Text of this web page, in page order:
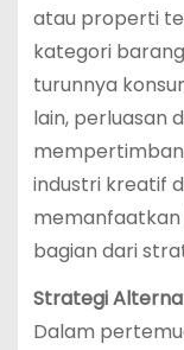
atau properti
kategori
turunnya
lain, perluasan
industri kreatif
bagian dari
Strategi
Dalam